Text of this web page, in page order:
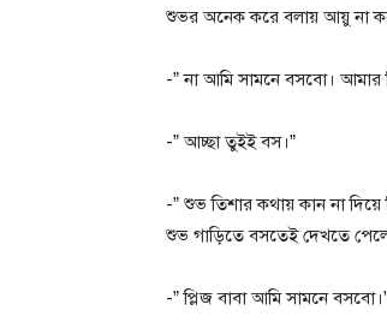
শুভর অনেক করে বলায় আয়ু না
-” না আমি সামনে বসবো। আমার
-” আচ্ছা তুইই বস।”
-” শুভ তিশার কথায় কান না
শুভ গাড়িতে বসতেই দেখতে
-” প্লিজ বাবা আমি সামনে